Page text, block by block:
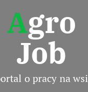
Agro
Job
o pracy na wsi